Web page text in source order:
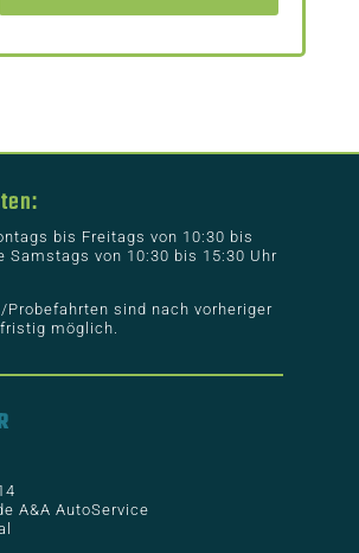
bis Freitags von 10:30 bis
Samstags von 10:30 bis 15:30 Uhr
Probefahrten sind nach vorheriger
möglich.
A&A AutoService